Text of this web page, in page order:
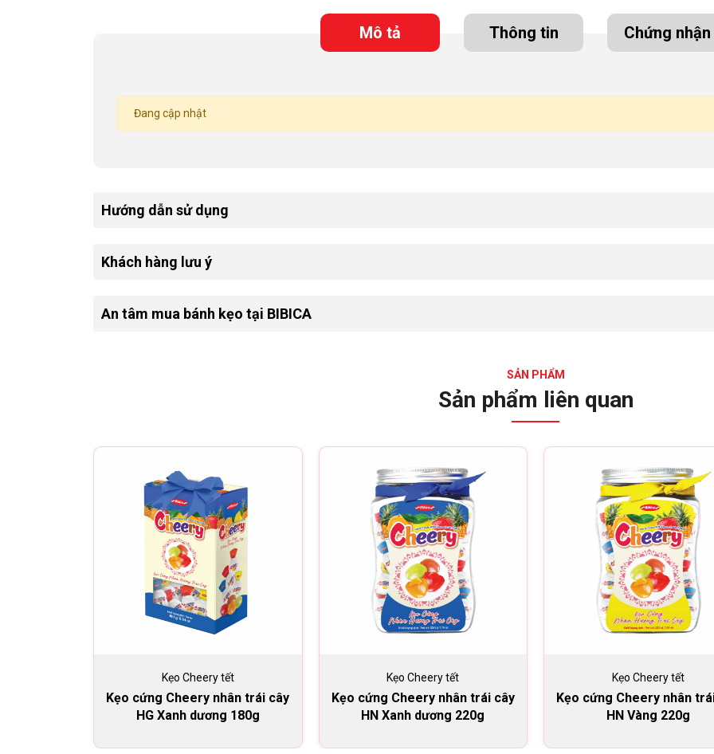
Mô tả Thông tin Chứng nhận
Đang cập nhật
Hướng dẫn sử dụng
Khách hàng lưu ý
An tâm mua bánh kẹo tại BIBICA
SẢN PHẨM
Sản phẩm liên quan
Kẹo Cheery tết
Kẹo cứng Cheery nhân trái cây
HG Xanh dương 180g
Kẹo Cheery tết
Kẹo cứng Cheery nhân trái cây
HN Xanh dương 220g
Kẹo Cheery tết
Kẹo cứng Cheery nhân
HN Vàng 220g